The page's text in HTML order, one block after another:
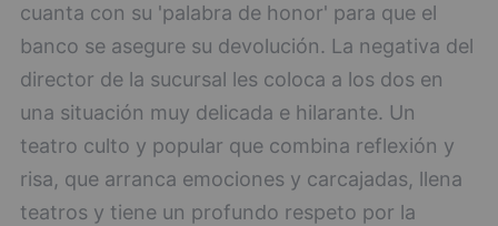
cuanta con su 'palabra de honor' para que el
banco se asegure su devolución. La negativa del
director de la sucursal les coloca a los dos en
una situación muy delicada e hilarante. Un
teatro culto y popular que combina reflexión y
risa, que arranca emociones y carcajadas, llena
teatros y tiene un profundo respeto por la